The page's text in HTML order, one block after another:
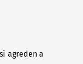
agreden a